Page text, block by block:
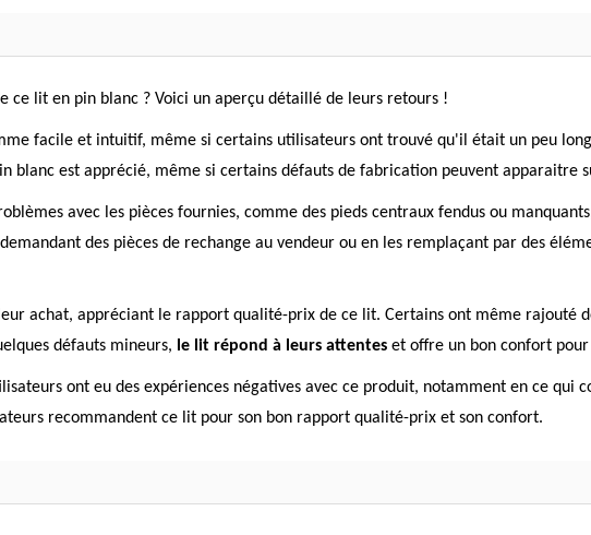
ce lit en pin blanc ? Voici un aperçu détaillé de leurs retours !
facile et intuitif, même si certains utilisateurs ont trouvé qu'il était un peu
blanc est apprécié, même si certains défauts de fabrication peuvent apparaitre
avec les pièces fournies, comme des pieds centraux fendus ou
des pièces de rechange au vendeur ou en les remplaçant par des
achat, appréciant le rapport qualité-prix de ce lit. Certains ont même rajouté
défauts mineurs, le lit répond à leurs attentes et offre un bon confort
ont eu des expériences négatives avec ce produit, notamment en ce qui
recommandent ce lit pour son bon rapport qualité-prix et son confort.